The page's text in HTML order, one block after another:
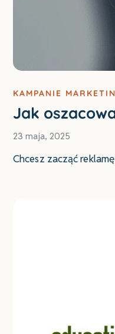
KAMPANIE
Jak
23 maja, 2025
Chcesz zacząć